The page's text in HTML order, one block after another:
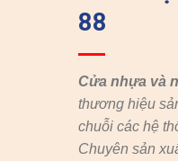
88
Cửa nhựa và
thương hiệu
chuỗi các hệ
Chuyên sản